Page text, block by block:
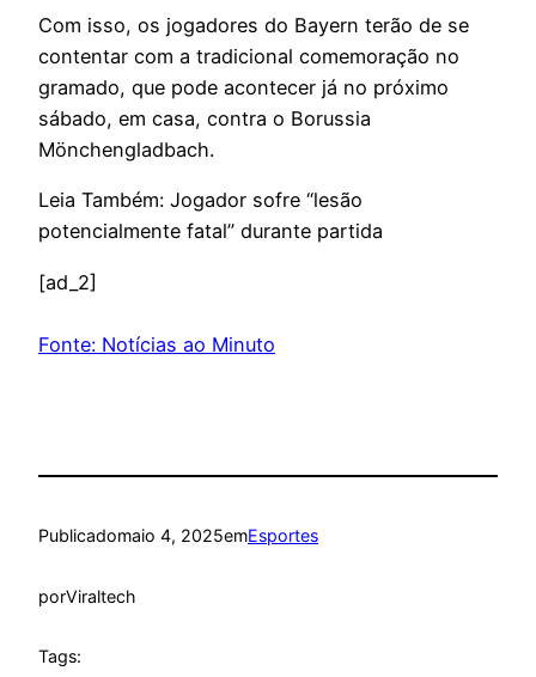
Com isso, os jogadores do Bayern terão de se
contentar com a tradicional comemoração no
gramado, que pode acontecer já no próximo
sábado, em casa, contra o Borussia
Mönchengladbach.
Leia Também: Jogador sofre “lesão
potencialmente fatal” durante partida
[ad_2]
Fonte: Notícias ao Minuto
Publicadomaio 4, 2025emEsportes
porViraltech
Tags: